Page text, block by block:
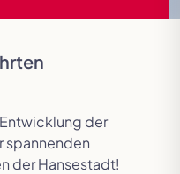
der
spannenden
der Hansestadt!